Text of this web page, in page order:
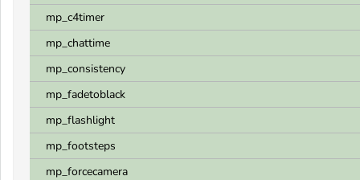
mp_c4timer
mp_chattime
mp_consistency
mp_fadetoblack
mp_flashlight
mp_footsteps
mp_forcecamera